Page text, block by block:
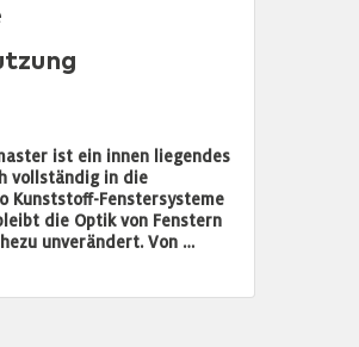
ist ein innen liegendes
vollständig in die
Kunststoff-Fenstersysteme
die Optik von Fenstern
unverändert. Von …